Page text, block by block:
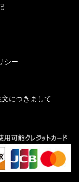
シー
につきまして